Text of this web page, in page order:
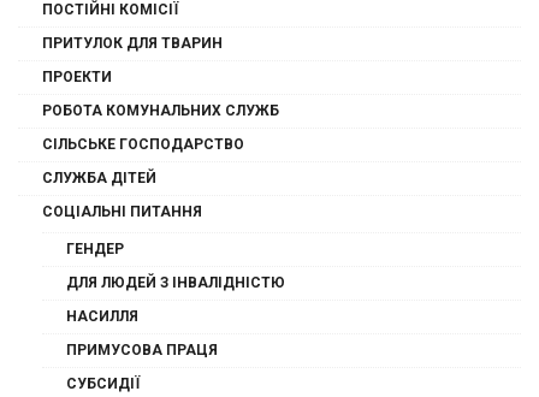
ПОСТІЙНІ КОМІСІЇ
ПРИТУЛОК ДЛЯ ТВАРИН
ПРОЕКТИ
РОБОТА КОМУНАЛЬНИХ СЛУЖБ
СІЛЬСЬКЕ ГОСПОДАРСТВО
СЛУЖБА ДІТЕЙ
СОЦІАЛЬНІ ПИТАННЯ
ГЕНДЕР
ДЛЯ ЛЮДЕЙ З ІНВАЛІДНІСТЮ
НАСИЛЛЯ
ПРИМУСОВА ПРАЦЯ
СУБСИДІЇ